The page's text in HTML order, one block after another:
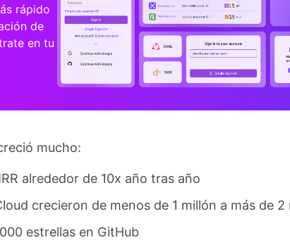
rápido
de
en tu
mucho:
alrededor de 10x año tras año
crecieron de menos de 1 millón a más de 2
estrellas en GitHub